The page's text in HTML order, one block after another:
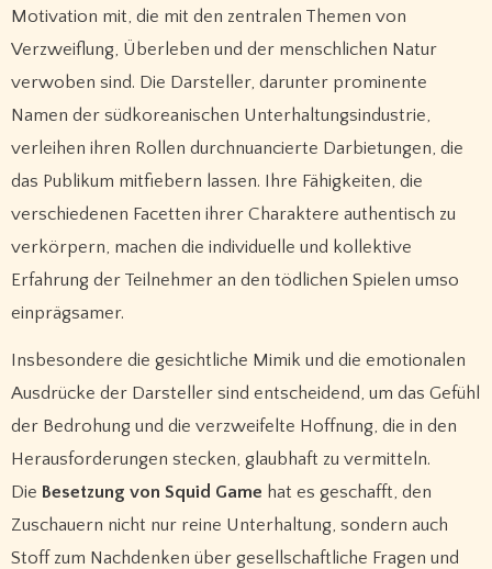
Motivation mit, die mit den zentralen Themen von
Verzweiflung, Überleben und der menschlichen Natur
verwoben sind. Die Darsteller, darunter prominente
Namen der südkoreanischen Unterhaltungsindustrie,
verleihen ihren Rollen durchnuancierte Darbietungen, die
das Publikum mitfiebern lassen. Ihre Fähigkeiten, die
verschiedenen Facetten ihrer Charaktere authentisch zu
verkörpern, machen die individuelle und kollektive
Erfahrung der Teilnehmer an den tödlichen Spielen umso
einprägsamer.
Insbesondere die gesichtliche Mimik und die emotionalen
Ausdrücke der Darsteller sind entscheidend, um das Gefühl
der Bedrohung und die verzweifelte Hoffnung, die in den
Herausforderungen stecken, glaubhaft zu vermitteln.
Die Besetzung von Squid Game hat es geschafft, den
Zuschauern nicht nur reine Unterhaltung, sondern auch
Stoff zum Nachdenken über gesellschaftliche Fragen und